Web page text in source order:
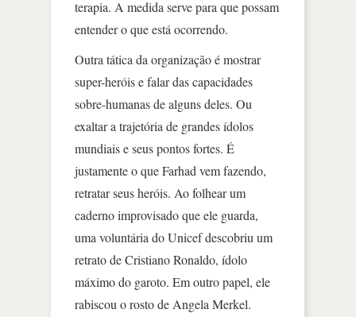
terapia. A medida serve para que possam
entender o que está ocorrendo.
Outra tática da organização é mostrar
super-heróis e falar das capacidades
sobre-humanas de alguns deles. Ou
exaltar a trajetória de grandes ídolos
mundiais e seus pontos fortes. É
justamente o que Farhad vem fazendo,
retratar seus heróis. Ao folhear um
caderno improvisado que ele guarda,
uma voluntária do Unicef descobriu um
retrato de Cristiano Ronaldo, ídolo
máximo do garoto. Em outro papel, ele
rabiscou o rosto de Angela Merkel.